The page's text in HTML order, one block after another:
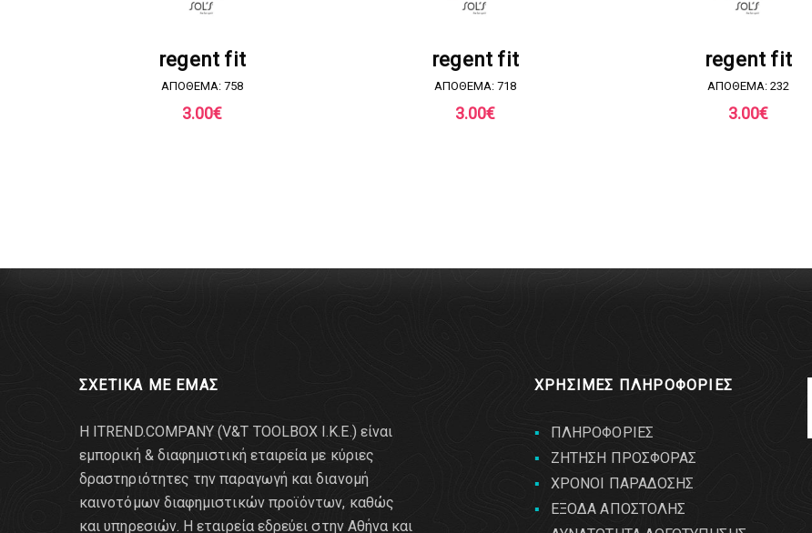
ΖΗΤΗΣΤΕ ΠΡΟΣΦΟΡΑ
regent fit
ΑΠΟΘΕΜΑ: 758
3.00€
ΖΗΤΗΣΤΕ ΠΡΟΣΦΟΡΑ
regent fit
ΑΠΟΘΕΜΑ: 718
3.00€
ΖΗΤΗΣΤΕ ΠΡΟΣΦΟΡΑ
regent fit
ΑΠΟΘΕΜΑ: 232
3.00€
ΣΧΕΤΙΚΑ ΜΕ ΕΜΑΣ
Η ITREND.COMPANY (V&T TOOLBOX Ι.Κ.Ε.) είναι
εμπορική & διαφημιστική εταιρεία με κύριες
δραστηριότητες την παραγωγή και διανομή
καινοτόμων διαφημιστικών προϊόντων, καθώς
και υπηρεσιών. Η εταιρεία εδρεύει στην Αθήνα και
ΧΡΗΣΙΜΕΣ ΠΛΗΡΟΦΟΡΙΕΣ
ΠΛΗΡΟΦΟΡΙΕΣ
ΖΗΤΗΣΗ ΠΡΟΣΦΟΡΑΣ
ΧΡΟΝΟΙ ΠΑΡΑΔΟΣΗΣ
ΕΞΟΔΑ ΑΠΟΣΤΟΛΗΣ